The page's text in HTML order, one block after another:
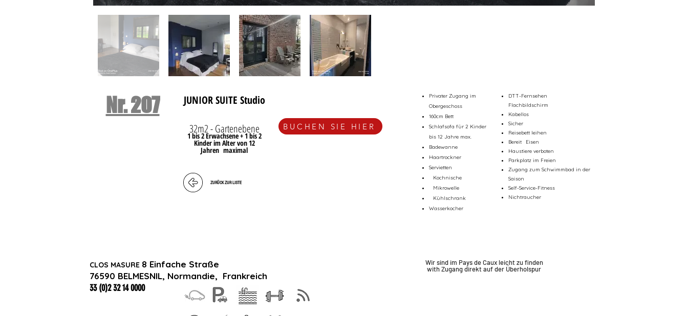
Nr. 207 JUNIOR SUITE Studio
32m2 - Gartenebene
1 bis 2 Erwachsene + 1 bis 2
Kinder im Alter von 12
Jahren maximal
BUCHEN SIE HIER
ZURÜCK ZUR LISTE
Privater Zugang im
Obergeschoss
160cm Bett
Schlafsofa für 2 Kinder
bis 12 Jahre max.
Badewanne
Haartrockner
Servietten
Kochnische
Mikrowelle
Kühlschrank
Wasserkocher
DTT-Fernsehen
Flachbildschirm
Kabellos
Sicher
Reisebett leihen
Bereit
Eisen
Haustiere verboten
Parkplatz im Freien
Zugang zum Schwimmbad in der
Saison
Self-Service-Fitness
Nichtraucher
CLOS MASURE 8 Einfache Straße
76590 BELMESNIL, Normandie, Frankreich
33 (0)2 32 14 0000
Wir sind im Pays de Caux leicht zu finden
withZugangdirekt auf der Überholspur